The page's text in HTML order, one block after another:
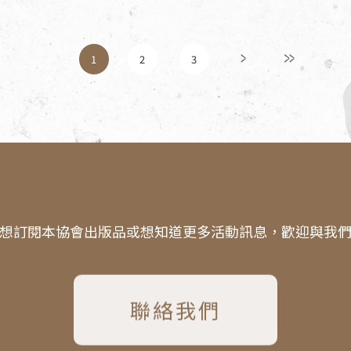
1 2 3
訂閱本協會出版品或想知道更多活動訊息，歡迎與我
聯絡我們